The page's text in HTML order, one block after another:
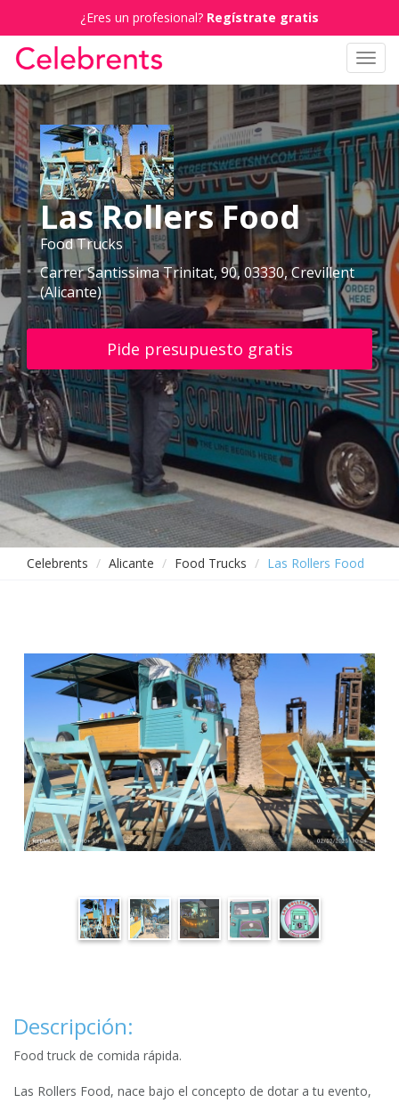
¿Eres un profesional? Regístrate gratis
Las Rollers Food
Food Trucks
Carrer Santissima Trinitat, 90, 03330, Crevillent
(Alicante)
Pide presupuesto gratis
Celebrents Alicante Food Trucks Las Rollers Food
Descripción:
Food truck de comida rápida.
Las Rollers Food, nace bajo el concepto de dotar a tu evento,